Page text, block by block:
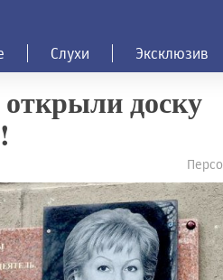
Слухи Эксклюзив
доску